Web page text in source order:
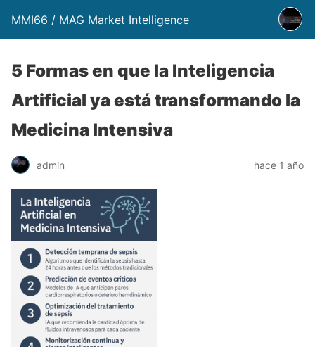
MMI66 / MAG Market Intelligence
5 Formas en que la Inteligencia
Artificial ya está transformando la
Medicina Intensiva
admin hace 1 año